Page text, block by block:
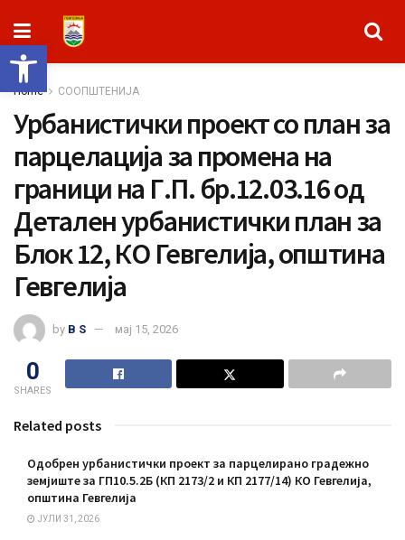
Open toolbar
Home СООПШТЕНИЈА
Урбанистички проект со план за
парцелација за промена на
граници на Г.П. бр.12.03.16 од
Детален урбанистички план за
Блок 12, КО Гевгелија, општина
Гевгелија
by B S мај 15, 2026
0
SHARES
Related posts
Одобрен урбанистички проект за парцелирано градежно
земјиште за ГП10.5.2Б (КП 2173/2 и КП 2177/14) КО Гевгелија,
општина Гевгелија
ЈУЛИ 31, 2026